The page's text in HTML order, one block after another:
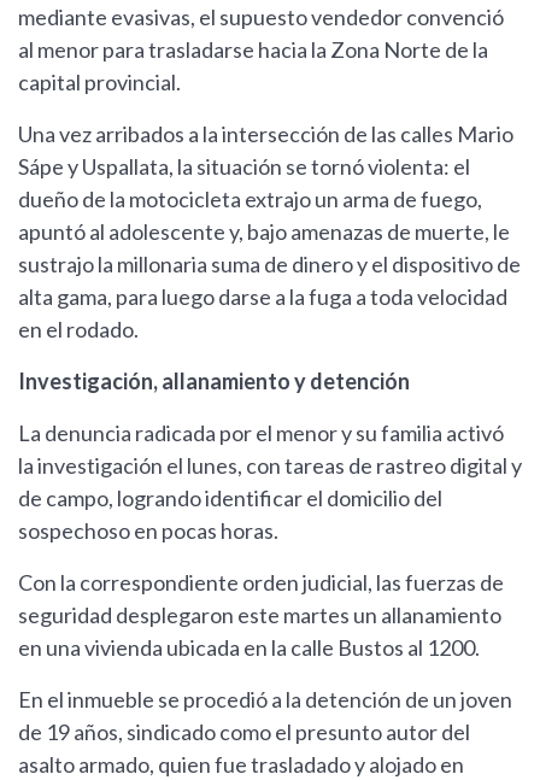
mediante evasivas, el supuesto vendedor convenció
al menor para trasladarse hacia la Zona Norte de la
capital provincial.
Una vez arribados a la intersección de las calles Mario
Sápe y Uspallata, la situación se tornó violenta: el
dueño de la motocicleta extrajo un arma de fuego,
apuntó al adolescente y, bajo amenazas de muerte, le
sustrajo la millonaria suma de dinero y el dispositivo de
alta gama, para luego darse a la fuga a toda velocidad
en el rodado.
Investigación, allanamiento y detención
La denuncia radicada por el menor y su familia activó
la investigación el lunes, con tareas de rastreo digital y
de campo, logrando identificar el domicilio del
sospechoso en pocas horas.
Con la correspondiente orden judicial, las fuerzas de
seguridad desplegaron este martes un allanamiento
en una vivienda ubicada en la calle Bustos al 1200.
En el inmueble se procedió a la detención de un joven
de 19 años, sindicado como el presunto autor del
asalto armado, quien fue trasladado y alojado en